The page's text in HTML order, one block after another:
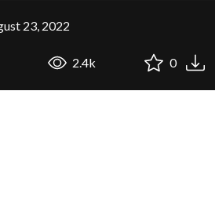
23, 2022
2.4k 0